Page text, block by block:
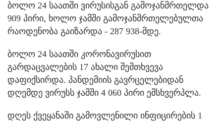
ბოლო 24 საათში ვირუსისგან გამოჯანმრთელდა
909 პირი, ხოლო ჯამში გამოჯანმრთელებულთა
რაოდენობა გაიზარდა - 287 938-მდე.
ბოლო 24 საათში კორონავირუსით
გარდაცვალების 17 ახალი შემთხვევა
დაფიქსირდა. პანდემიის გავრცელებიდან
დღემდე ვირუსს ჯამში 4 060 პირი ემსხვერპლა.
დღეს ქვეყანაში გამოვლენილი ინფიცირების 1